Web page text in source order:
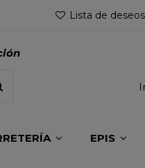
Lista de
EPIS